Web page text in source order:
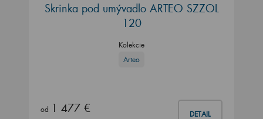
Skrinka pod umývadlo ARTEO SZZOL
120
Kolekcie
Arteo
od 1 477 € DETAIL